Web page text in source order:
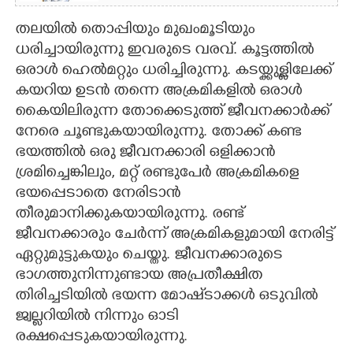
തലയിൽ തൊപ്പിയും മുഖംമൂടിയും
ധരിച്ചായിരുന്നു ഇവരുടെ വരവ്. കൂട്ടത്തിൽ
ഒരാൾ ഹെൽമറ്റും ധരിച്ചിരുന്നു. കടയ്ക്കുള്ളിലേക്ക്
കയറിയ ഉടൻ തന്നെ അക്രമികളിൽ ഒരാൾ
കൈയിലിരുന്ന തോക്കെടുത്ത് ജീവനക്കാർക്ക്
നേരെ ചൂണ്ടുകയായിരുന്നു. തോക്ക് കണ്ട
ഭയത്തിൽ ഒരു ജീവനക്കാരി ഒളിക്കാൻ
ശ്രമിച്ചെങ്കിലും, മറ്റ് രണ്ടുപേർ അക്രമികളെ
ഭയപ്പെടാതെ നേരിടാൻ
തീരുമാനിക്കുകയായിരുന്നു. രണ്ട്
ജീവനക്കാരും ചേർന്ന് അക്രമികളുമായി നേരിട്ട്
ഏറ്റുമുട്ടുകയും ചെയ്തു. ജീവനക്കാരുടെ
ഭാഗത്തുനിന്നുണ്ടായ അപ്രതീക്ഷിത
തിരിച്ചടിയിൽ ഭയന്ന മോഷ്‌ടാക്കൾ ഒടുവിൽ
ജ്വല്ലറിയിൽ നിന്നും ഓടി
രക്ഷപ്പെടുകയായിരുന്നു.